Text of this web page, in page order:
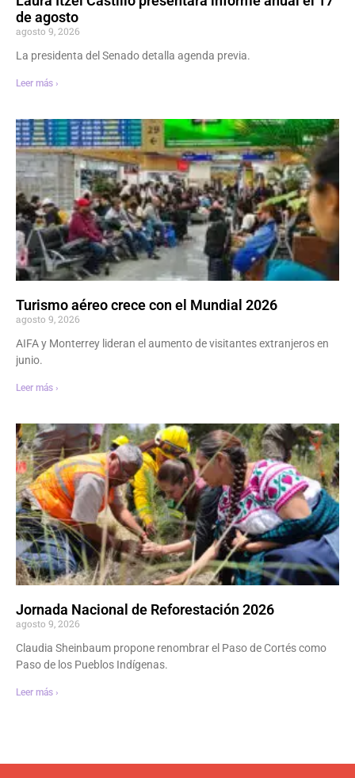
de agosto
agosto 9, 2026
La presidenta del Senado detalla agenda previa.
Leer más ›
Turismo aéreo crece con el Mundial 2026
agosto 9, 2026
AIFA y Monterrey lideran el aumento de visitantes extranjeros en
junio.
Leer más ›
Jornada Nacional de Reforestación 2026
agosto 9, 2026
Claudia Sheinbaum propone renombrar el Paso de Cortés como
Paso de los Pueblos Indígenas.
Leer más ›